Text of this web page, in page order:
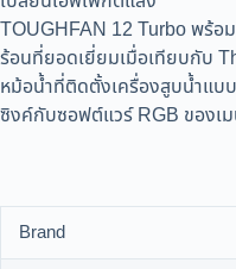
TOUGHFAN 12 Turbo พร้อ
ร้อนที่ยอดเยี่ยมเมื่อเทียบกับ
หม้อน้ำที่ติดตั้งเครื่องสูบน้ำแบ
ซิงค์กับซอฟต์แวร์ RGB ของเ
Brand